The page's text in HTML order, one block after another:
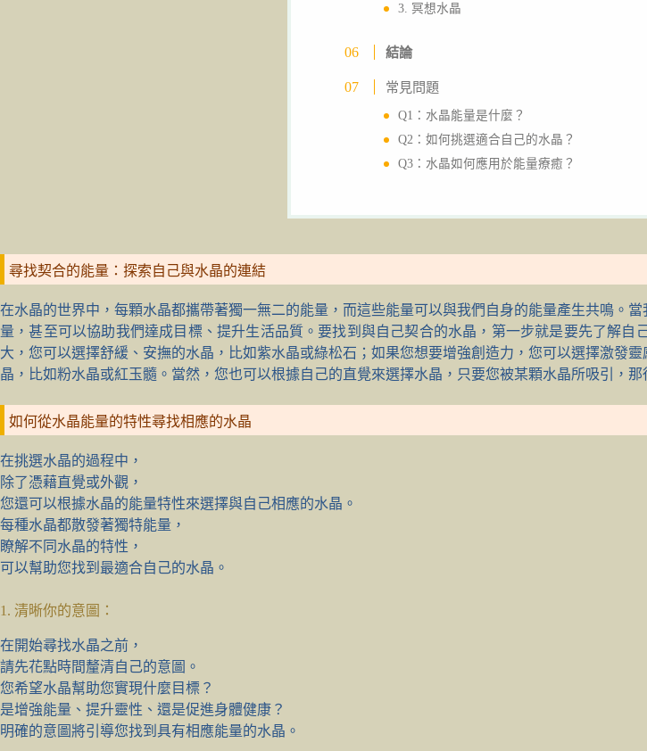
3. 冥想水晶
結論
常見問題
Q1：水晶能量是什麼？
Q2：如何挑選適合自己的水晶？
Q3：水晶如何應用於能量療癒？
尋找契合的能量：探索自己與水晶的連結
在水晶的世界中，每顆水晶都攜帶著獨一無二的能量，而這些能量可以與我們自身的能量產生共鳴。
量，甚至可以協助我們達成目標、提升生活品質。要找到與自己契合的水晶，第一步就是要先了解
大，您可以選擇舒緩、安撫的水晶，比如紫水晶或綠松石；如果您想要增強創造力，您可以選擇激發
晶，比如粉水晶或紅玉髓。當然，您也可以根據自己的直覺來選擇水晶，只要您被某顆水晶所吸引，那
如何從水晶能量的特性尋找相應的水晶
在挑選水晶的過程中，
除了憑藉直覺或外觀，
您還可以根據水晶的能量特性來選擇與自己相應的水晶。
每種水晶都散發著獨特能量，
瞭解不同水晶的特性，
可以幫助您找到最適合自己的水晶。
1. 清晰你的意圖：
在開始尋找水晶之前，
請先花點時間釐清自己的意圖。
您希望水晶幫助您實現什麼目標？
是增強能量、提升靈性、還是促進身體健康？
明確的意圖將引導您找到具有相應能量的水晶。